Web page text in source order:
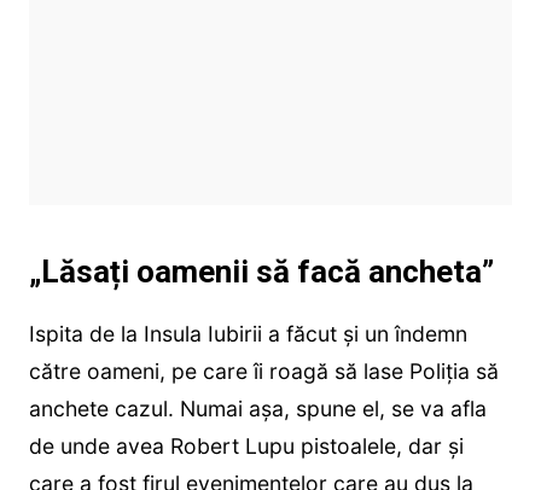
„Lăsați oamenii să facă ancheta”
Ispita de la Insula Iubirii a făcut și un îndemn
către oameni, pe care îi roagă să lase Poliția să
anchete cazul. Numai așa, spune el, se va afla
de unde avea Robert Lupu pistoalele, dar și
care a fost firul evenimentelor care au dus la